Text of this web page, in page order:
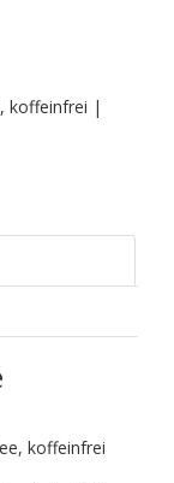
koffeinfrei |
koffeinfrei